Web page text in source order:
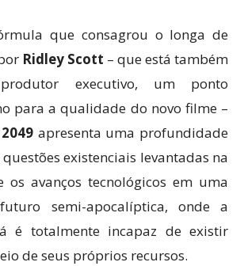
que consagrou o longa de
Ridley Scott – que está também
executivo, um ponto
para a qualidade do novo filme –
apresenta uma profundidade
existenciais levantadas na
avanços tecnológicos em uma
semi-apocalíptica, onde a
é totalmente incapaz de existir
de seus próprios recursos.